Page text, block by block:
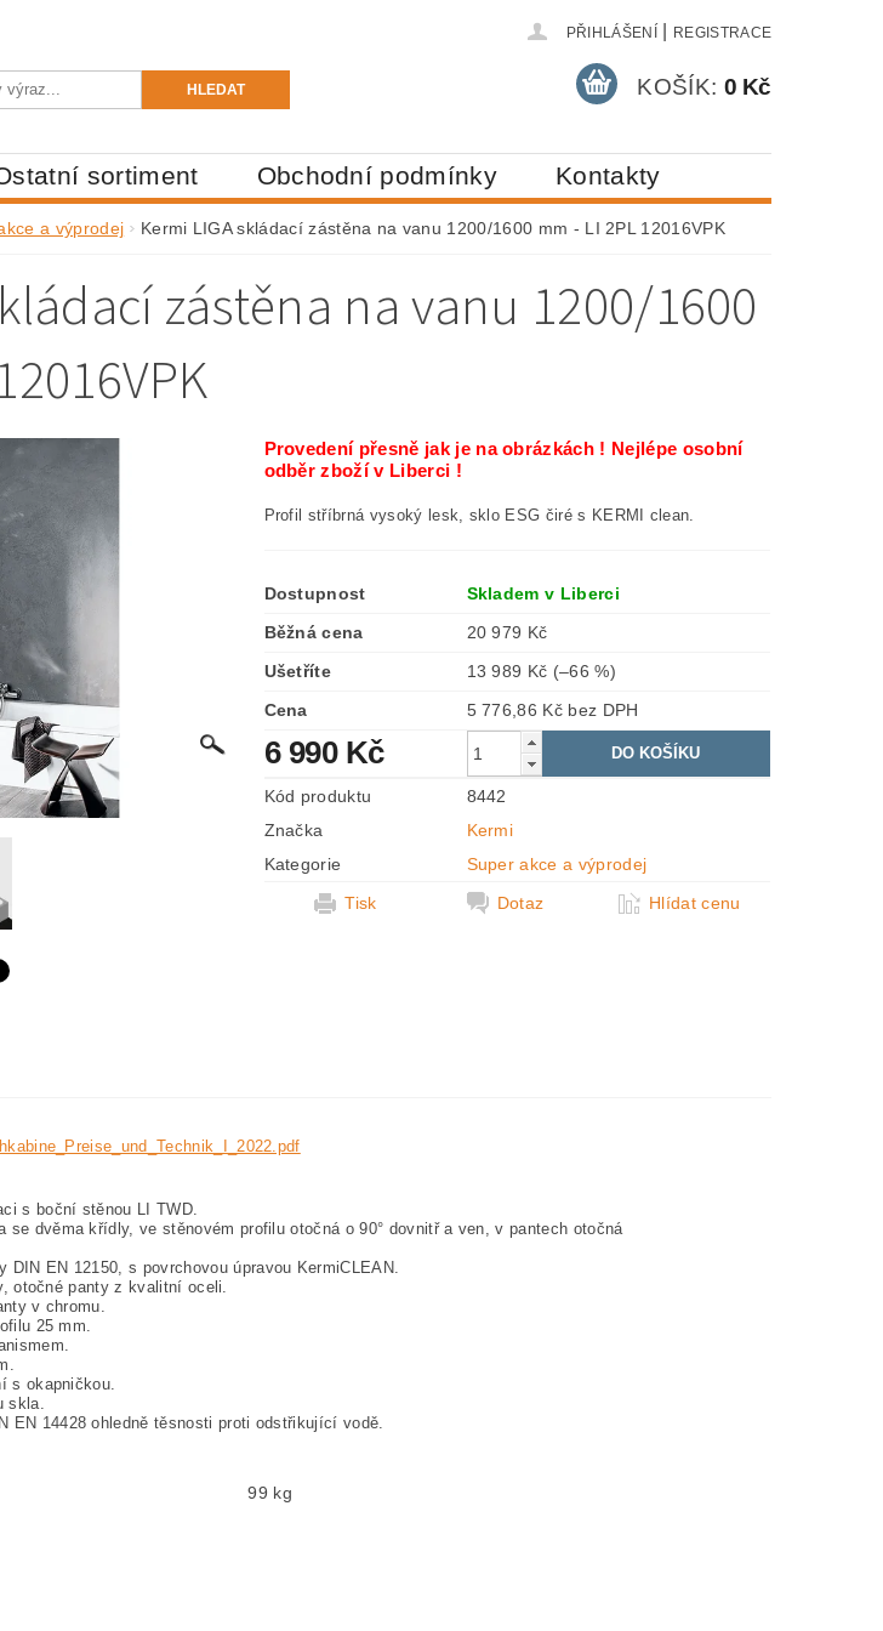
PŘIHLÁŠENÍ REGISTRACE
KOŠÍK: 0 Kč
sortiment Obchodní podmínky Kontakty
a výprodej Kermi LIGA skládací zástěna na vanu 1200/1600 mm - LI 2PL 12016VPK
zástěna na vanu 1200/1600
Provedení přesně jak je na obrázkách ! Nejlépe osobní
odběr zboží v Liberci !
Profil stříbrná vysoký lesk, sklo ESG čiré s KERMI clean.
Dostupnost
Skladem v Liberci
Běžná cena
20 979 Kč
Ušetříte
13 989 Kč (–66 %)
Cena
5 776,86 Kč bez DPH
6 990 Kč
Kód produktu
8442
Značka
Kermi
Kategorie
Super akce a výprodej
Tisk
Dotaz Hlídat cenu
s boční stěnou LI TWD.
se dvěma křídly, ve stěnovém profilu otočná o 90° dovnitř a ven, v pantech otočná
EN 12150, s povrchovou úpravou KermiCLEAN.
otočné panty z kvalitní oceli.
v chromu.
25 mm.
s okapničkou.
skla.
EN 14428 ohledně těsnosti proti odstřikující vodě.
99 kg